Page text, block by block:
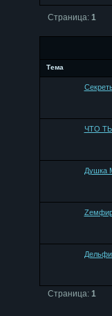
Страница: 1
Тема
ЧТО
Душка
Страница: 1